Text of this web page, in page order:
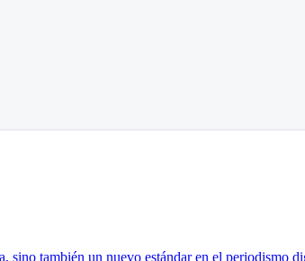
sino también un nuevo estándar en el periodismo